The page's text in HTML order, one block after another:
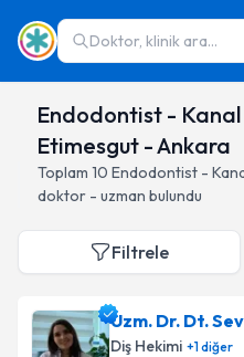
Doktor, klinik ara...
Endodontist - Kanal
Etimesgut - Ankara
Toplam 10 Endodontist -
doktor - uzman bulundu
Filtrele
Uzm. Dr. Dt.
Diş Hekimi +1diğer